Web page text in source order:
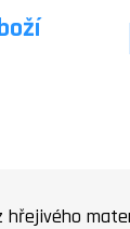
hřejivého